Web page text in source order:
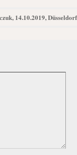
14.10.2019, Düsseldorf